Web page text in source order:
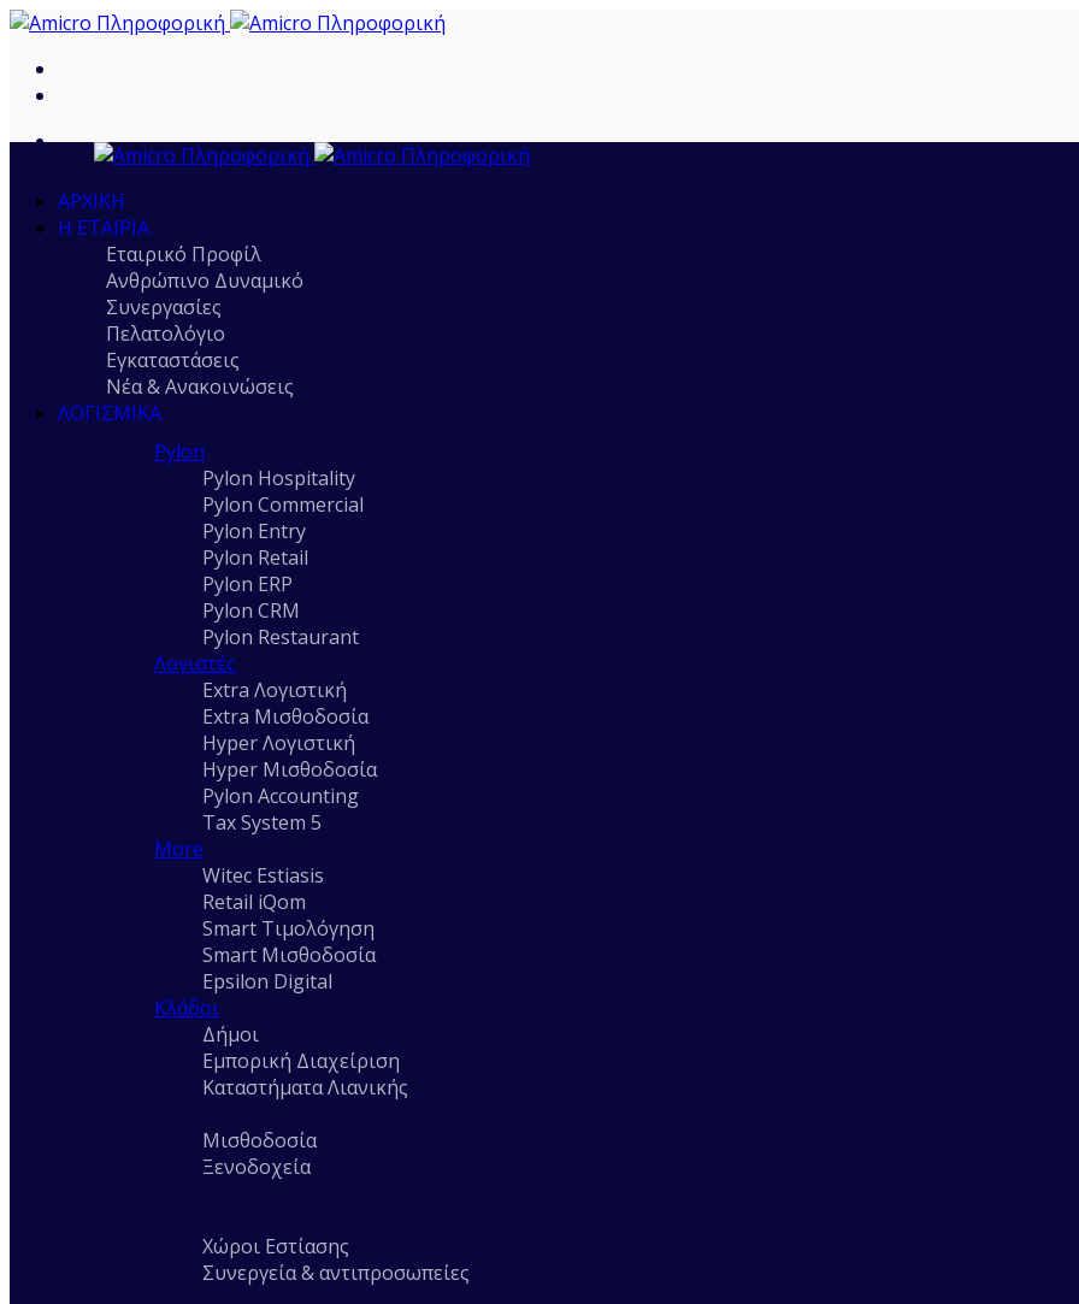
ΑΡΧΙΚΉ
Η ΕΤΑΙΡΊΑ
Εταιρικό Προφίλ
Ανθρώπινο Δυναμικό
Συνεργασίες
Πελατολόγιο
Εγκαταστάσεις
Νέα & Ανακοινώσεις
ΛΟΓΙΣΜΙΚΆ
Pylon
Pylon Hospitality
Pylon Commercial
Pylon Entry
Pylon Retail
Pylon ERP
Pylon CRM
Pylon Restaurant
Λογιστές
Extra Λογιστική
Extra Μισθοδοσία
Hyper Λογιστική
Hyper Μισθοδοσία
Pylon Accounting
Tax System 5
More
Witec Estiasis
Retail iQom
Smart Τιμολόγηση
Smart Μισθοδοσία
Epsilon Digital
Κλάδοι
Δήμοι
Εμπορική Διαχείριση
Καταστήματα Λιανικής
Μισθοδοσία
Ξενοδοχεία
Χώροι Εστίασης
Συνεργεία & αντιπροσωπείες